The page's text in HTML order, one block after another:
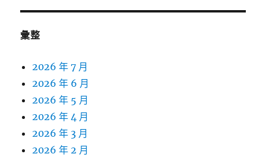
彙整
2026 年 7 月
2026 年 6 月
2026 年 5 月
2026 年 4 月
2026 年 3 月
2026 年 2 月